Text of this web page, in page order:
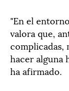
"En el
valora que,
complicadas,
hacer alguna
ha afirmado.